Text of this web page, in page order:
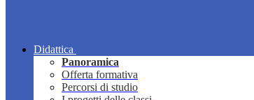
Didattica
Panoramica
Offerta formativa
Percorsi di studio